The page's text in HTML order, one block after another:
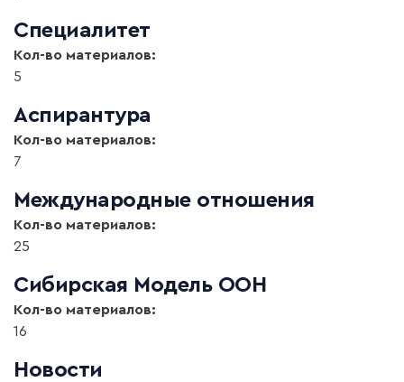
Специалитет
Кол-во материалов:
5
Аспирантура
Кол-во материалов:
7
Международные отношения
Кол-во материалов:
25
Сибирская Модель ООН
Кол-во материалов:
16
Новости